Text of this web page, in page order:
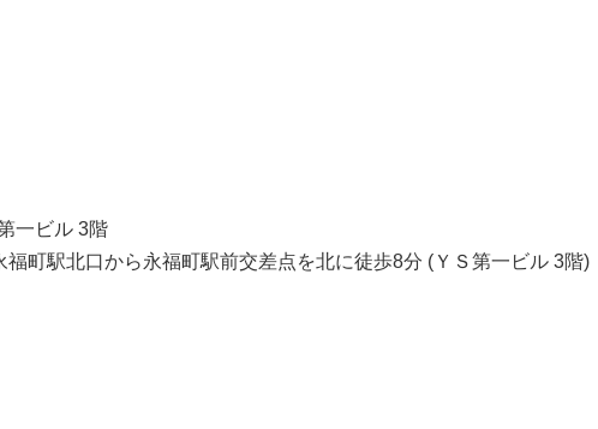
一ビル 3階
町駅北口から永福町駅前交差点を北に徒歩8分 (ＹＳ第一ビル 3階)